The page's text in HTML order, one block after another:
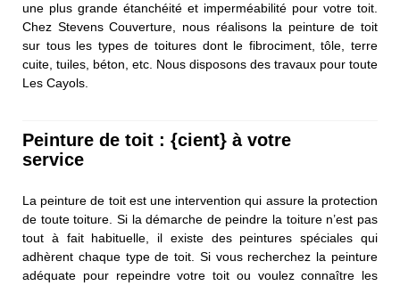
une plus grande étanchéité et imperméabilité pour votre toit.
Chez Stevens Couverture, nous réalisons la peinture de toit
sur tous les types de toitures dont le fibrociment, tôle, terre
cuite, tuiles, béton, etc. Nous disposons des travaux pour toute
Les Cayols.
Peinture de toit : {cient} à votre
service
La peinture de toit est une intervention qui assure la protection
de toute toiture. Si la démarche de peindre la toiture n’est pas
tout à fait habituelle, il existe des peintures spéciales qui
adhèrent chaque type de toit. Si vous recherchez la peinture
adéquate pour repeindre votre toit ou voulez connaître les